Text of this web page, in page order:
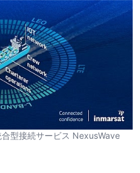
型接続サービス NexusWave